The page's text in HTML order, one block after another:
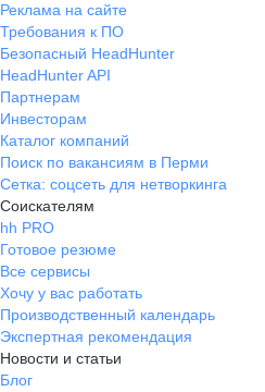
Реклама на сайте
Требования к ПО
Безопасный HeadHunter
HeadHunter API
Партнерам
Инвесторам
Каталог компаний
Поиск по вакансиям в Перми
Сетка: соцсеть для нетворкинга
Соискателям
hh PRO
Готовое резюме
Все сервисы
Хочу у вас работать
Производственный календарь
Экспертная рекомендация
Новости и статьи
Блог